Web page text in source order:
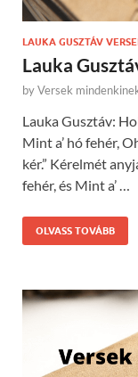
LAUKA GUSZTÁV
Lauka
byVersek
Lauka Gusztáv:
Mint a’ hó fehér,
kér.” Kérelmét
fehér, és Mint a’ …
OLVASS TOVÁBB